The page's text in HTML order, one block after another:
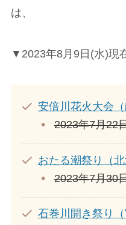
は、
▼2023年8月9日(水)現
安倍川花火大会（
2023年7月22
おたる潮祭り（北
2023年7月30
石巻川開き祭り（